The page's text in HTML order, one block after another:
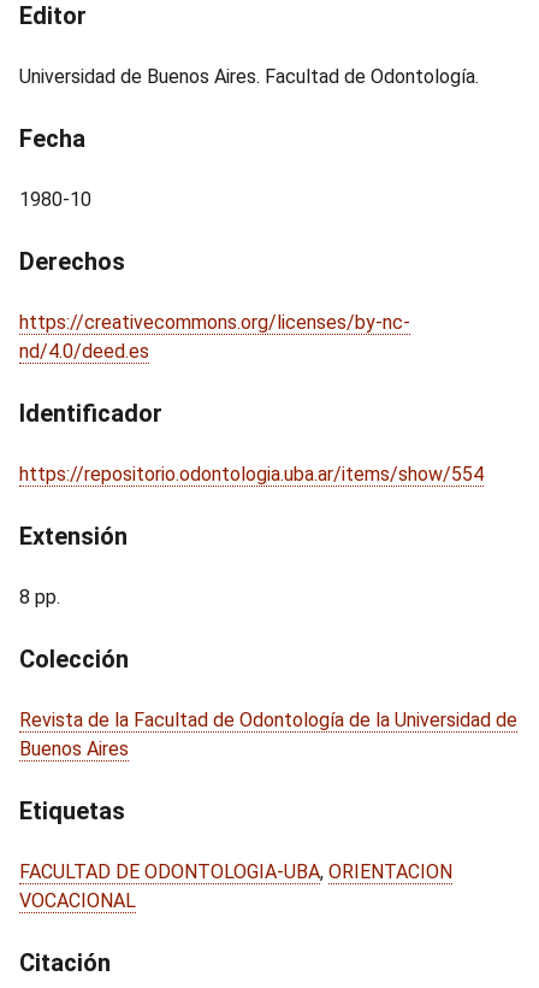
Editor
Universidad de Buenos Aires. Facultad de Odontología.
Fecha
1980-10
Derechos
https://creativecommons.org/licenses/by-nc-
nd/4.0/deed.es
Identificador
https://repositorio.odontologia.uba.ar/items/show/554
Extensión
8 pp.
Colección
Revista de la Facultad de Odontología de la Universidad de
Buenos Aires
Etiquetas
FACULTAD DE ODONTOLOGIA-UBA, ORIENTACION
VOCACIONAL
Citación